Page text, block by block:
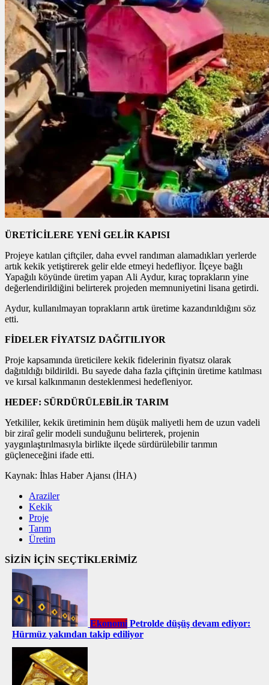
ÜRETİCİLERE YENİ GELİR KAPISI
Projeye katılan çiftçiler, daha evvel randıman alamadıkları yerlerde
artık kekik yetiştirerek gelir elde etmeyi hedefliyor. İlçeye bağlı
Yapağılı köyünde üretim yapan Ali Aydur, kıraç toprakların yine
değerlendirildiğini belirterek projeden memnuniyetini lisana getirdi.
Aydur, kullanılmayan toprakların artık üretime kazandırıldığını söz
etti.
FİDELER FİYATSIZ DAĞITILIYOR
Proje kapsamında üreticilere kekik fidelerinin fiyatsız olarak
dağıtıldığı bildirildi. Bu sayede daha fazla çiftçinin üretime katılması
ve kırsal kalkınmanın desteklenmesi hedefleniyor.
HEDEF: SÜRDÜRÜLEBİLİR TARIM
Yetkililer, kekik üretiminin hem düşük maliyetli hem de uzun vadeli
bir ziraî gelir modeli sunduğunu belirterek, projenin
yaygınlaştırılmasıyla birlikte ilçede sürdürülebilir tarımın
güçleneceğini ifade etti.
Kaynak: İhlas Haber Ajansı (İHA)
Araziler
Kekik
Proje
Tarım
Üretim
SİZİN İÇİN SEÇTİKLERİMİZ
Ekonomi Petrolde düşüş devam ediyor:
Hürmüz yakından takip ediliyor